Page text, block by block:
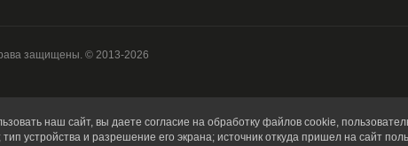
защищены. © 2013-2026
наш сайт, вы даете согласие на обработку файлов cookie,
устройства и разрешение его экрана; источник откуда пришел на сайт